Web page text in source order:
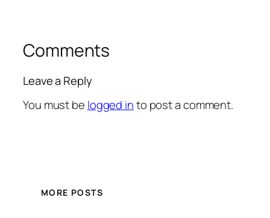
Comments
Leave a Reply
You must be logged into post a comment.
MORE POSTS